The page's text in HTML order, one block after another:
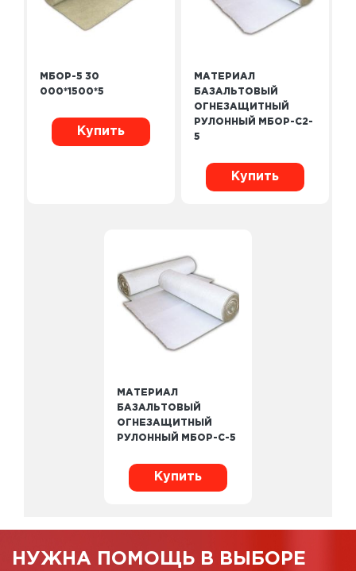
МБОР-5 30
000*1500*5
Купить
МАТЕРИАЛ
БАЗАЛЬТОВЫЙ
ОГНЕЗАЩИТНЫЙ
РУЛОННЫЙ МБОР-С2-
5
Купить
МАТЕРИАЛ
БАЗАЛЬТОВЫЙ
ОГНЕЗАЩИТНЫЙ
РУЛОННЫЙ МБОР-С-5
Купить
НУЖНА ПОМОЩЬ В ВЫБОРЕ